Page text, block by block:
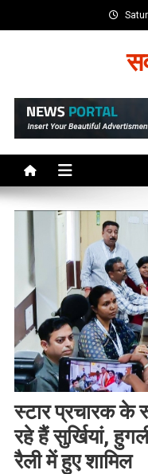
to
स्टार प्रचारक के
रहे हैं सुर्खियां,
रैली में हुए शामिल